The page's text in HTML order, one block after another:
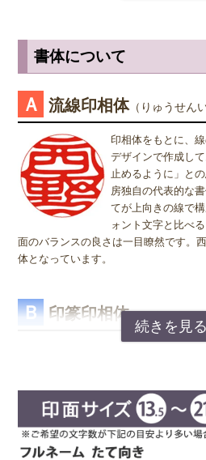
小さ目の10.5ミリが無難かもしれませ
すめです。
※実印・銀行印・認印の表記は、当店
ますが、銀行印をご注文された場合で
も問題ありません。ご使用用途は、お
す。
が書いてあるのか読めるほうがいいか
出すならテンショ体、味わい深いもの
姓または名で、漢字1文字のお客様
『書体』をお選び頂く際、漢字一文字
コ" どちらを選択すればよいのかお問
"ヨコ" どちらを選んで頂いても、選択
はございませんので "たて" "ヨコ" どち
書体について
Ａ 流線印相体（りゅうせん
印相体をもとに、
デザインで作成し
止めるように」と
房独自の代表的な
てが上向きの線で
ォント文字と比べ
面のバランスの良さは一目瞭然です。
体となっています。
Ｂ 印篆印相体 （いんてんい
ンスをとるのが難
字を折り曲げ、空
す。直線基調の印
好まれています。定評のある西野セン